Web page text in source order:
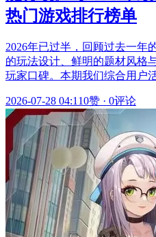
热门游戏排行榜单
2026年已过半，回顾过去一年
的玩法设计、鲜明的题材风格
玩家口碑。本期我们综合用户
2026-07-28 04:110赞 · 0评论